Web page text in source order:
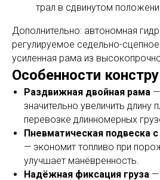
трал в сдвинутом
Дополнительно: автономная
регулируемое седельно-
усиленная рама из
Особенности
Раздвижная двойная рама
значительно увеличить длину
перевозке длинномерных
Пневматическая подвеска
— экономит топливо при
улучшает манёвренность.
Надёжная фиксация груза —